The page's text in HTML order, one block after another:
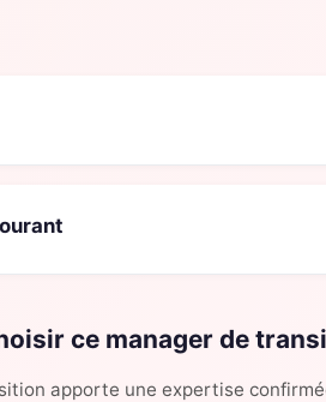
ce manager de
apporte une expertise